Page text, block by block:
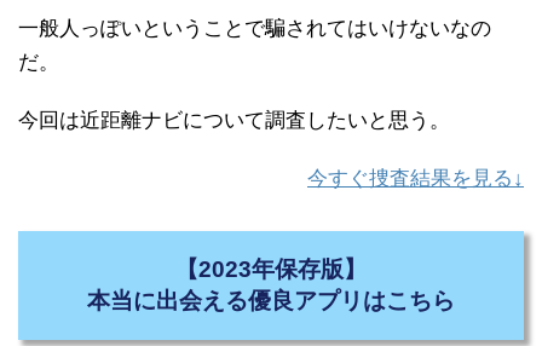
一般人っぽいということで騙されてはいけないなの
だ。
今回は近距離ナビについて調査したいと思う。
今すぐ捜査結果を見る↓
【2023年保存版】
本当に出会える優良アプリはこちら